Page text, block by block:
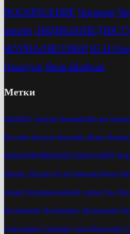
ВОСКРЕСЕНИЕ Чириков
жизни ЭНЦИКЛОПЕДИЯ
ЖУРНАЛИСТИКИ
Цкипури Яков Шафран
Метки
8 МАРТА Алексин Валерий Маслов
Ходулин Встреча Выставка Жуков Из
МАКАРОВ НИКОЛАЙ АЛЕКСЕЕВИЧ
Митинг Москва Музей Николай Жуков
речкой Опалённые войной улицы Тулы
Поздравляем Поздравляет Презентация
Савостьянов Собрание Союз Писателей